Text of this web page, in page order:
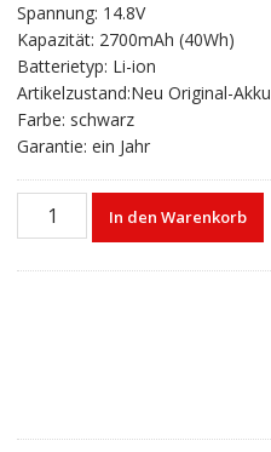
war:
€68,68
ist:
€41,40.
Spannung: 14.8V
Kapazität: 2700mAh (40Wh)
Batterietyp: Li-ion
Artikelzustand:Neu Original-Akku
Farbe: schwarz
Garantie: ein Jahr
Laptop
In den Warenkorb